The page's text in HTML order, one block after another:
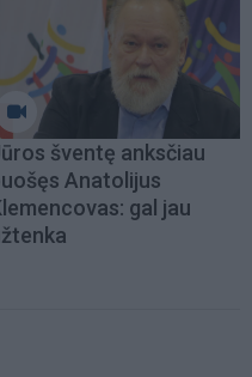
šventę anksčiau
Anatolijus
gal jau